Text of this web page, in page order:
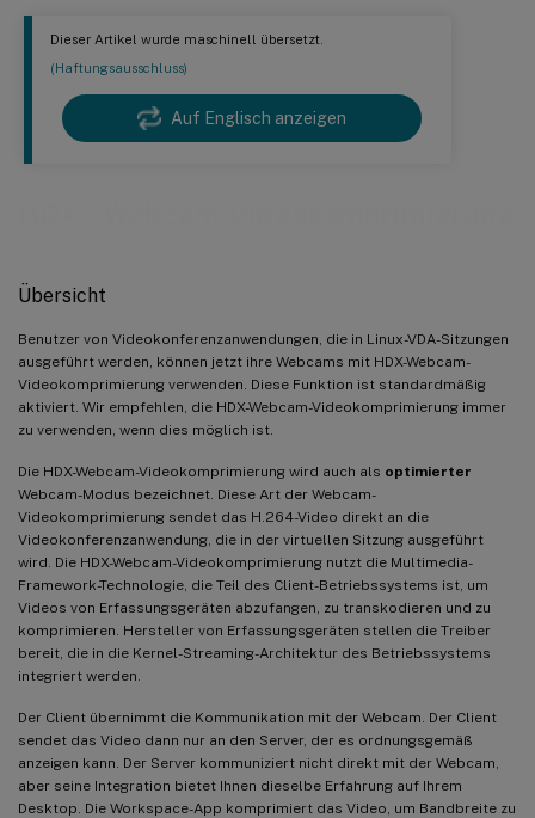
Dieser Artikel wurde maschinell übersetzt.
(Haftungsausschluss)
Auf Englisch anzeigen
Übersicht
Benutzer von Videokonferenzanwendungen, die in Linux-VDA-Sitzungen
ausgeführt werden, können jetzt ihre Webcams mit HDX-Webcam-
Videokomprimierung verwenden. Diese Funktion ist standardmäßig
aktiviert. Wir empfehlen, die HDX-Webcam-Videokomprimierung immer
zu verwenden, wenn dies möglich ist.
Die HDX-Webcam-Videokomprimierung wird auch als optimierter
Webcam-Modus bezeichnet. Diese Art der Webcam-
Videokomprimierung sendet das H.264-Video direkt an die
Videokonferenzanwendung, die in der virtuellen Sitzung ausgeführt
wird. Die HDX-Webcam-Videokomprimierung nutzt die Multimedia-
Framework-Technologie, die Teil des Client-Betriebssystems ist, um
Videos von Erfassungsgeräten abzufangen, zu transkodieren und zu
komprimieren. Hersteller von Erfassungsgeräten stellen die Treiber
bereit, die in die Kernel-Streaming-Architektur des Betriebssystems
integriert werden.
Der Client übernimmt die Kommunikation mit der Webcam. Der Client
sendet das Video dann nur an den Server, der es ordnungsgemäß
anzeigen kann. Der Server kommuniziert nicht direkt mit der Webcam,
aber seine Integration bietet Ihnen dieselbe Erfahrung auf Ihrem
Desktop. Die Workspace-App komprimiert das Video, um Bandbreite zu